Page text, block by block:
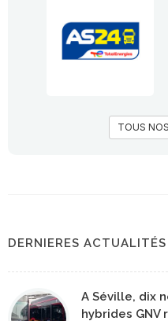
TOUS
DERNIERES ACTUALITÉS
A Séville, dix
hybrides